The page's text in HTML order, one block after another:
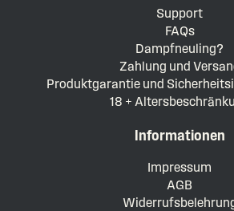
Support
FAQs
Dampfneuling?
Zahlung und
Produktgarantie und
18 +
Informationen
Impressum
AGB